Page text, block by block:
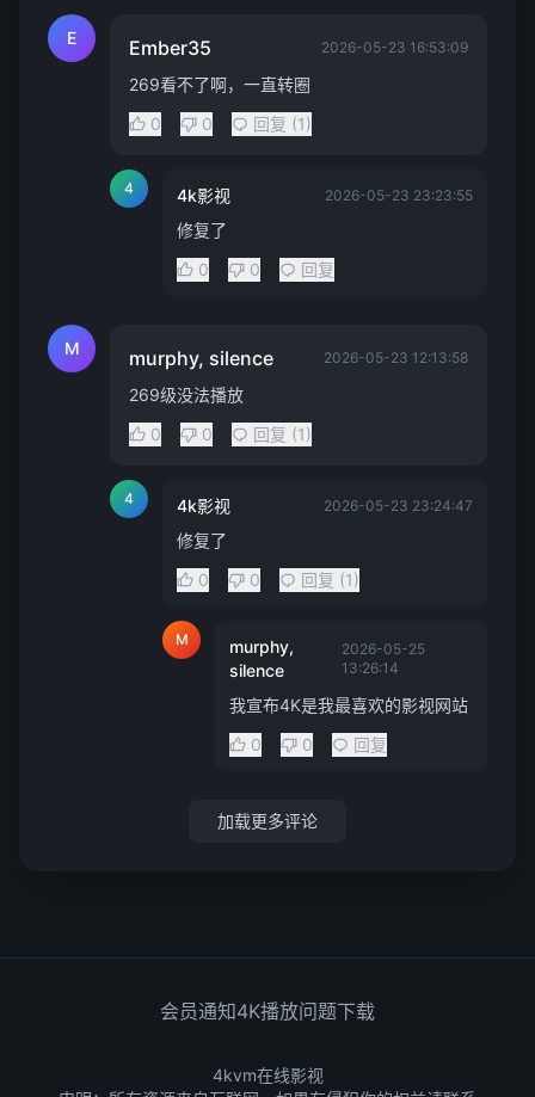
E Ember35 2026-05-23 16:53:09
269看不了啊，一直转圈
0
0 回复 (1)
4 4k影视 2026-05-23 23:23:55
修复了
0
0 回复
M murphy, silence 2026-05-23 12:13:58
269级没法播放
0
0 回复 (1)
4 4k影视 2026-05-23 23:24:47
修复了
0
0 回复 (1)
M
murphy,
silence
2026-05-25
13:26:14
我宣布4K是我最喜欢的影视网站
0
0 回复
加载更多评论
会员通知4K播放问题下载
4kvm在线影视